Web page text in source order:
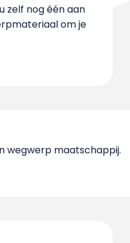
zelf nog één aan
om je
wegwerp maatschappij.